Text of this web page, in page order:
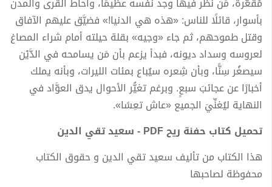
بأسوار، قائلًا للناس: «هذه هي الدنيا!» فضيَّق عليهم الآفاق
وقتل طموحهم، ثم جاء «وجيه» بقلة حيلته أمام شراء المصاغ
لعروسه وسداد ديونه، فبدأ يزعم بأن مَن يسامحه في الدَّيْن
سيصغُر سِنًّا، وبأن شِعره سيُباع بمئات الليرات، وبأنه يملك
أخبارًا عن عجائبَ سبعٍ. وبرغم تغيُّر الأحوال يدق العوَّاد في
النهاية ليُغنِّيَ الجميع «عاش تعِسًا».
تحميل كتاب حفنة ريح PDF - سعيد تقي الدين
هذا الكتاب من تأليف سعيد تقي الدين و حقوق الكتاب
محفوظة لصاحبها